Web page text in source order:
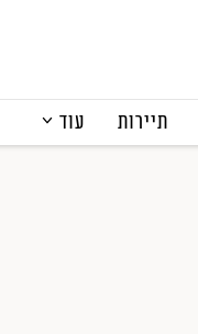
תיירות עוד